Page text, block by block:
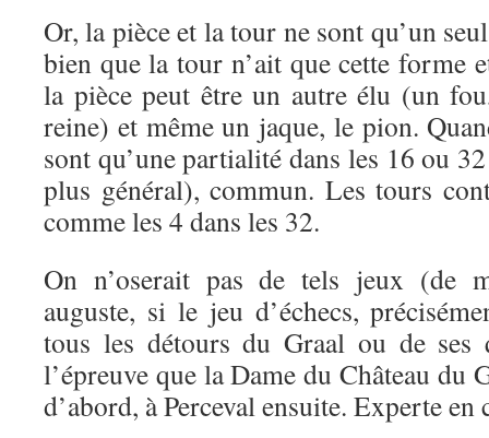
Or, la pièce et la tour ne sont qu’un
bien que la tour n’ait que cette forme
la pièce peut être un autre élu (un
reine) et même un jaque, le pion.
sont qu’une partialité dans les 16 ou
plus général), commun. Les tours
comme les 4 dans les 32.
On n’oserait pas de tels jeux (de
auguste, si le jeu d’échecs,
tous les détours du Graal ou de ses
l’épreuve que la Dame du Château du
d’abord, à Perceval ensuite. Experte en